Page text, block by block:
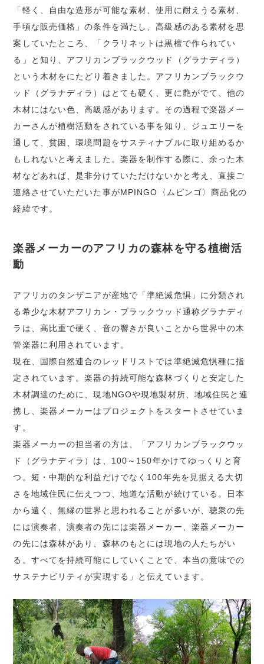
「軽く、自由な造形が可能な素材、使用に耐えうる素材、
手頃な販売価格」の条件を満たし、高級感のある素材を思
案していたところ、「クラリネットは黒檀で作られてい
る」と知り、アフリカンブラックウッド（グラナディラ）
という木材をにたどり着きました。アフリカンブラックウ
ッド（グラナディラ）はとても硬く、更に艶がでて、他の
木材にはない色、高級感があります。その過程で楽器メー
カーさんが植樹活動をされている事を知り、ジュエリーを
通して、貧困、環境問題をサスティナブルに取り組めるか
もしれないと考えました。楽器を制作する際に、余った木
材などあれば、是非分けていただけないかと考え、直接ご
連絡させていただいた事がMPINGO〈ムピンゴ〉商品化の
経緯です。
楽器メーカーのアフリカの森林を守る植樹活
動
アフリカのタンザニアが産地で「準絶滅危惧」に分類され
る希少な木材アフリカン・ブラックウッド通称グラナディ
ラは、高比重で硬く、音の響きが良いことから世界中の木
管楽器に利用されています。
現在、国際自然連合のレッドリストでは準絶滅危惧種に指
定されています。楽器の持続可能な森林づくりと安定した
木材調達のために、現地NGOや現地製材所、地域住民と連
携し、楽器メーカーはプロジェクトをスタートさせていま
す。
楽器メーカーの担当者の方は、「アフリカンブラックウッ
ド（グラナディラ）は、100～150年かけてゆっくりと育
つ。短・中期的な利益だけでなく100年先を見据える大切
さを地域住民に伝えつつ、地道な活動が続けている。日本
から遠く、無縁の世界と思われることが多いが、聴衆の先
には演奏者、演奏者の先には楽器メーカー、楽器メーカー
の先には森林があり、森林のもとには現地の人たちがい
る。すべてを持続可能にしていくことで、本当の意味での
サステナビリティが実現する」と伝えています。